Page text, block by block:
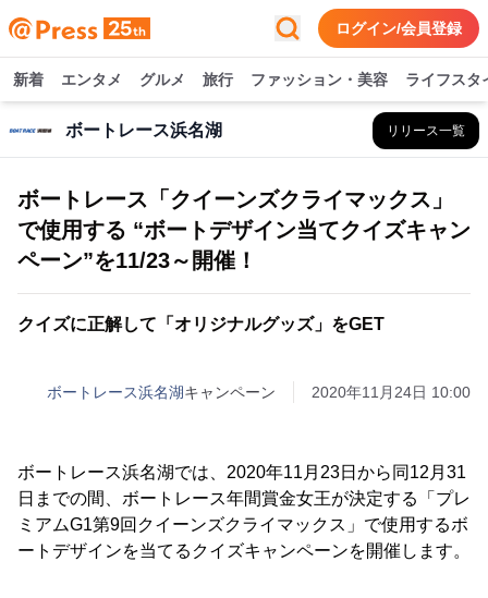
ログイン/会員登録
新着 エンタメ グルメ 旅行 ファッション・美容 ライフスタ
ボートレース浜名湖 リリース一覧
ボートレース「クイーンズクライマックス」
で使用する “ボートデザイン当てクイズキャン
ペーン”を11/23～開催！
クイズに正解して「オリジナルグッズ」をGET
ボートレース浜名湖キャンペーン 2020年11月24日 10:00
ボートレース浜名湖では、2020年11月23日から同12月31
日までの間、ボートレース年間賞金女王が決定する「プレ
ミアムG1第9回クイーンズクライマックス」で使用するボ
ートデザインを当てるクイズキャンペーンを開催します。